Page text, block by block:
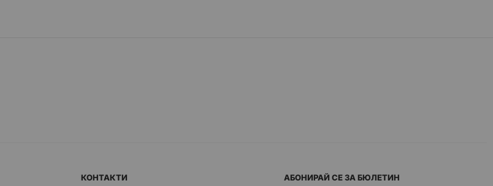
КОНТАКТИ АБОНИРАЙ СЕ ЗА БЮЛЕТИН